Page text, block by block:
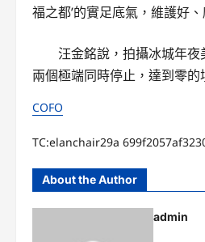
福之都’的實足底氣，維護好
汪金銘說，拍攝冰城年
兩個極端同時停止，達到零的
COFO
TC:elanchair29a
About the Author
admin